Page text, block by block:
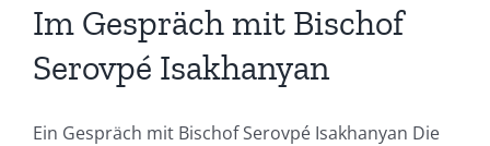
Im Gespräch mit Bischof
Serovpé Isakhanyan
Ein Gespräch mit Bischof Serovpé Isakhanyan Die